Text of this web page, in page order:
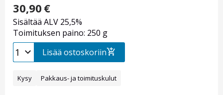
30,90 €
Sisältää ALV 25,5%
Toimituksen paino: 250 g
Lisää ostoskoriin
Kysy Pakkaus- ja toimituskulut